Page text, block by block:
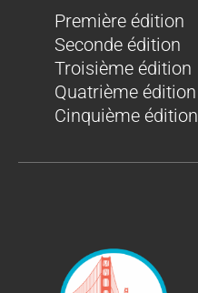
Première édition
Seconde édition
Troisième édition
Quatrième édition
Cinquième édition